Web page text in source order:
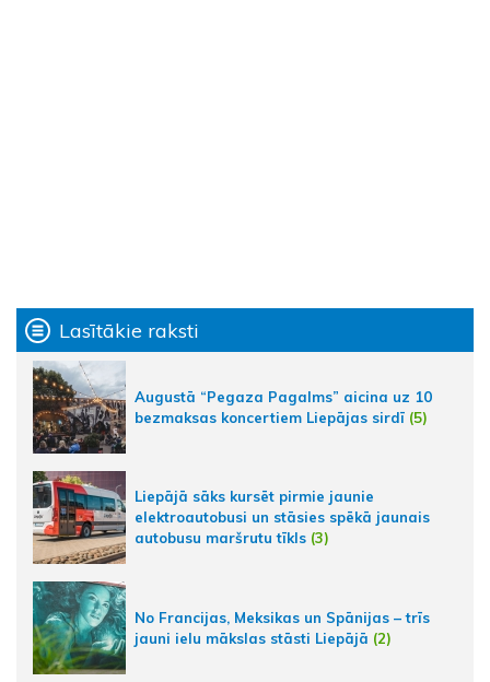
Lasītākie raksti
Augustā “Pegaza Pagalms” aicina uz 10
bezmaksas koncertiem Liepājas sirdī (5)
Liepājā sāks kursēt pirmie jaunie
elektroautobusi un stāsies spēkā jaunais
autobusu maršrutu tīkls (3)
No Francijas, Meksikas un Spānijas – trīs
jauni ielu mākslas stāsti Liepājā (2)